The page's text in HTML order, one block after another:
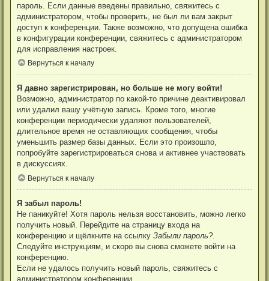
пароль. Если данные введены правильно, свяжитесь с
администратором, чтобы проверить, не был ли вам закрыт
доступ к конференции. Также возможно, что допущена ошибка
в конфигурации конференции, свяжитесь с администратором
для исправления настроек.
Вернуться к началу
Я давно зарегистрирован, но больше не могу войти!
Возможно, администратор по какой-то причине деактивировал
или удалил вашу учётную запись. Кроме того, многие
конференции периодически удаляют пользователей,
длительное время не оставляющих сообщения, чтобы
уменьшить размер базы данных. Если это произошло,
попробуйте зарегистрироваться снова и активнее участвовать
в дискуссиях.
Вернуться к началу
Я забыл пароль!
Не паникуйте! Хотя пароль нельзя восстановить, можно легко
получить новый. Перейдите на страницу входа на
конференцию и щёлкните на ссылкуЗабыли пароль?.
Следуйте инструкциям, и скоро вы снова сможете войти на
конференцию.
Если не удалось получить новый пароль, свяжитесь с
администратором конференции.